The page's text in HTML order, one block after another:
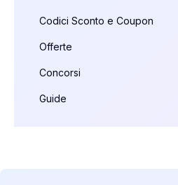
Codici Sconto e Coupon
Offerte
Concorsi
Guide